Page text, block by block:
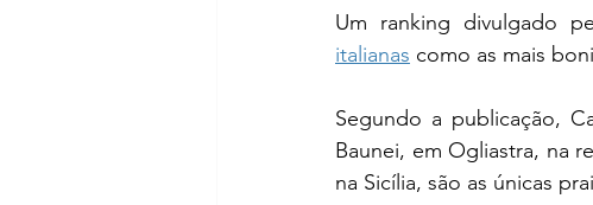
italianas como as mais
Segundo a publicação,
Baunei, em Ogliastra, na
na Sicília, são as únicas